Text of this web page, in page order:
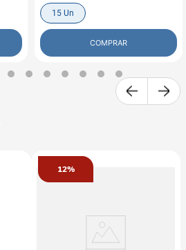
15 Un
COMPRAR
12%